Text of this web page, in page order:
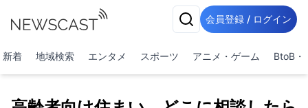
会員登録 / ログイン
新着 地域検索 エンタメ スポーツ アニメ・ゲーム BtoB・